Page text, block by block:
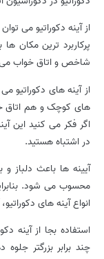
از آینه دکوراتیو می
پرکاربرد ترین مکان
شاخص و اتاق خواب
از آینه های دکوراتیو
های کوچک و هم اتاق
اگر فکر می کنید این
در اشتباه هستید.
آیینه ها باعث
محسوب می شود.
انواع آینه های
استفاده بجا از آینه
چند برابر بزرگتر